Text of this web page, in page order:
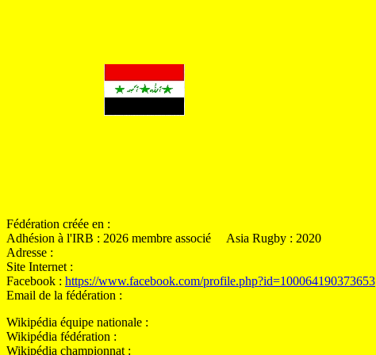
Fédération créée en :
Adhésion à l'IRB : 2026 membre associé Asia Rugby : 2020
Adresse :
Site Internet :
Facebook : https://www.facebook.com/profile.php?id=100064190373653
Email de la fédération :
Wikipédia équipe nationale :
Wikipédia fédération :
Wikipédia championnat :